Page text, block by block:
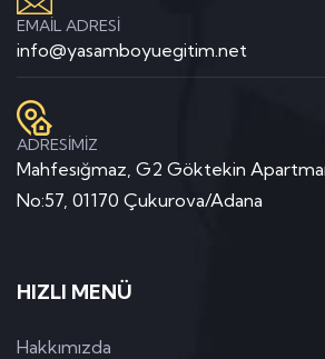
EMAİL ADRESİ
info@yasamboyuegitim.net
ADRESİMİZ
Mahfesığmaz, G2 Göktekin
No:57, 01170 Çukurova/Adana
HIZLI MENÜ
Hakkımızda